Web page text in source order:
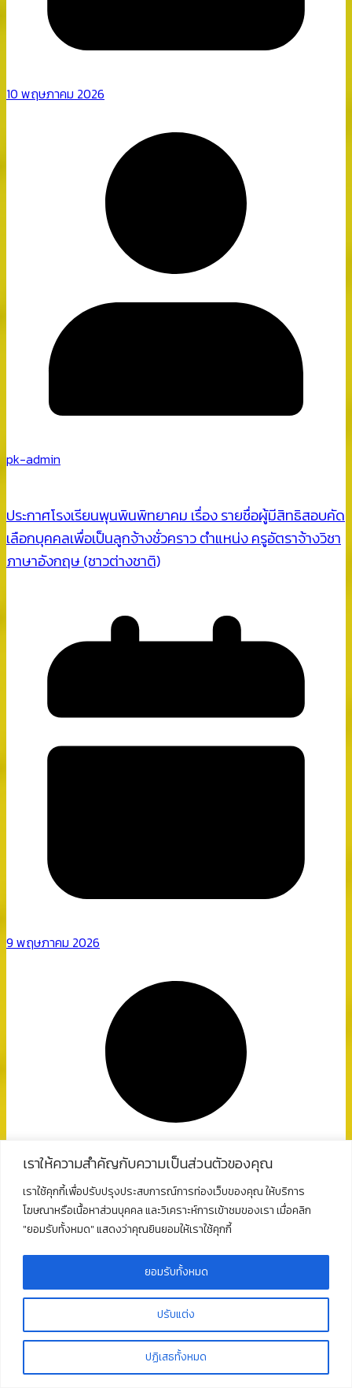
เราให้ความสำคัญกับความเป็นส่วนตัวของคุณ
เราใช้คุกกี้เพื่อปรับปรุงประสบการณ์การท่องเว็บของคุณ ให้บริการ
โฆษณาหรือเนื้อหาส่วนบุคคล และวิเคราะห์การเข้าชมของเรา เมื่อคลิก
"ยอมรับทั้งหมด" แสดงว่าคุณยินยอมให้เราใช้คุกกี้
ปรับแต่ง
ปฏิเสธทั้งหมด
ยอมรับทั้งหมด
10 พฤษภาคม 2026
pk-admin
ประกาศโรงเรียนพุนพินพิทยาคม เรื่อง รายชื่อผู้มีสิทธิสอบคัด
เลือกบุคคลเพื่อเป็นลูกจ้างชั่วคราว ตำแหน่ง ครูอัตราจ้างวิชา
ภาษาอังกฤษ (ชาวต่างชาติ)
9 พฤษภาคม 2026
โรงเรียนพุนพินพิทยาคม ผ่านเกณฑ์การประเมิน “สถานศึกษา